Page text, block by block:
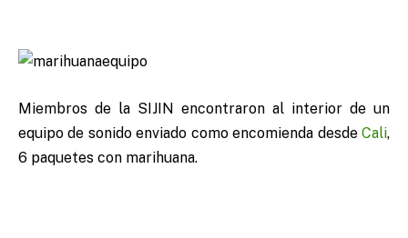
Miembros de la SIJIN encontraron al interior de un
equipo de sonido enviado como encomienda desde Cali,
6 paquetes con marihuana.